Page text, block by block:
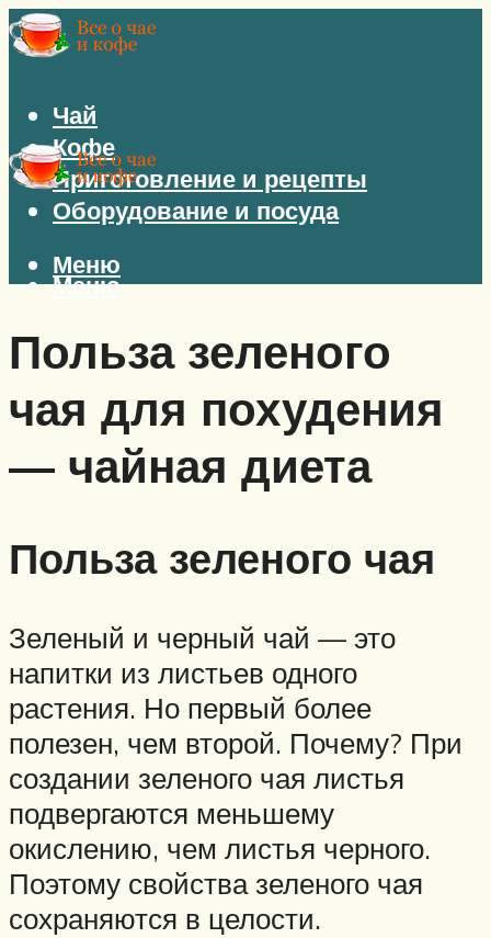
Чай
Кофе
Приготовление и рецепты
Оборудование и посуда
Меню
Меню
Польза зеленого
чая для похудения
— чайная диета
Польза зеленого чая
Зеленый и черный чай — это
напитки из листьев одного
растения. Но первый более
полезен, чем второй. Почему? При
создании зеленого чая листья
подвергаются меньшему
окислению, чем листья черного.
Поэтому свойства зеленого чая
сохраняются в целости.